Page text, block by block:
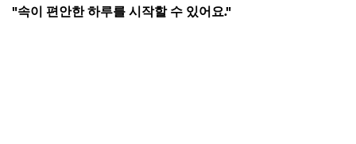
"속이 편안한 하루를 시작할 수 있어요."